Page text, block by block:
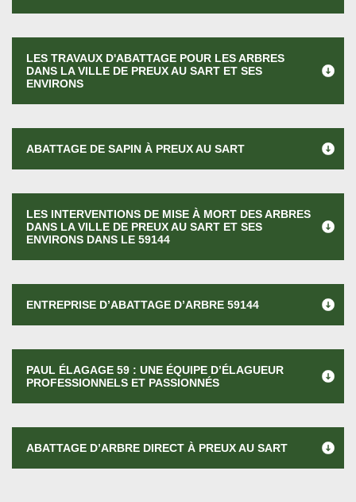
LES TRAVAUX D'ABATTAGE POUR LES ARBRES
DANS LA VILLE DE PREUX AU SART ET SES
ENVIRONS
ABATTAGE DE SAPIN À PREUX AU SART
LES INTERVENTIONS DE MISE À MORT DES ARBRES
DANS LA VILLE DE PREUX AU SART ET SES
ENVIRONS DANS LE 59144
ENTREPRISE D’ABATTAGE D’ARBRE 59144
PAUL ÉLAGAGE 59 : UNE ÉQUIPE D’ÉLAGUEUR
PROFESSIONNELS ET PASSIONNÉS
ABATTAGE D’ARBRE DIRECT À PREUX AU SART